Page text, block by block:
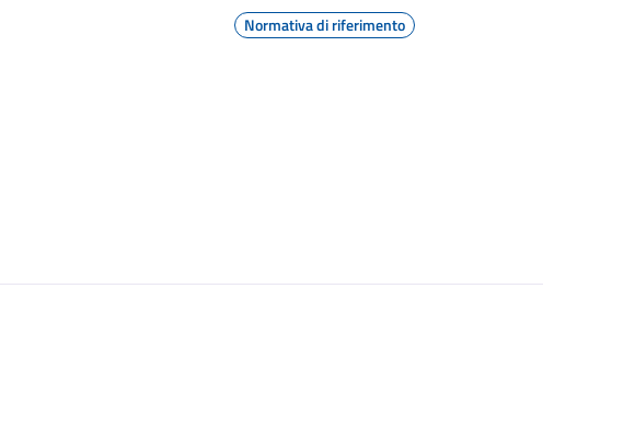
Normativa di riferimento